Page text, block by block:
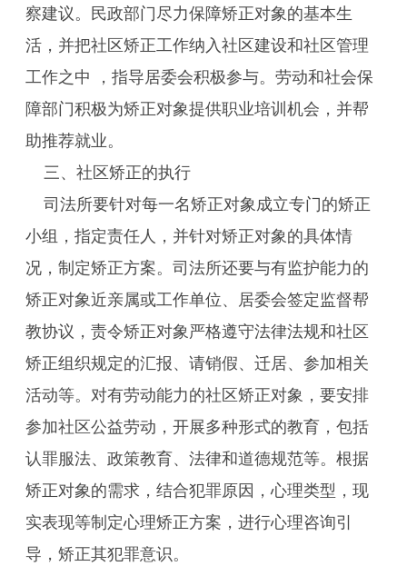
察建议。民政部门尽力保障矫正对象的基本生
活，并把社区矫正工作纳入社区建设和社区管理
工作之中 ，指导居委会积极参与。劳动和社会保
障部门积极为矫正对象提供职业培训机会，并帮
助推荐就业。
三、社区矫正的执行
司法所要针对每一名矫正对象成立专门的矫正
小组，指定责任人，并针对矫正对象的具体情
况，制定矫正方案。司法所还要与有监护能力的
矫正对象近亲属或工作单位、居委会签定监督帮
教协议，责令矫正对象严格遵守法律法规和社区
矫正组织规定的汇报、请销假、迁居、参加相关
活动等。对有劳动能力的社区矫正对象，要安排
参加社区公益劳动，开展多种形式的教育，包括
认罪服法、政策教育、法律和道德规范等。根据
矫正对象的需求，结合犯罪原因，心理类型，现
实表现等制定心理矫正方案，进行心理咨询引
导，矫正其犯罪意识。